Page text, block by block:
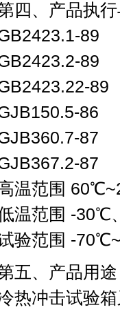
四、产品执
89
89
89
86
87
87
温范围
温范围 -
验范围 -
五、产品用途
热冲击试验箱